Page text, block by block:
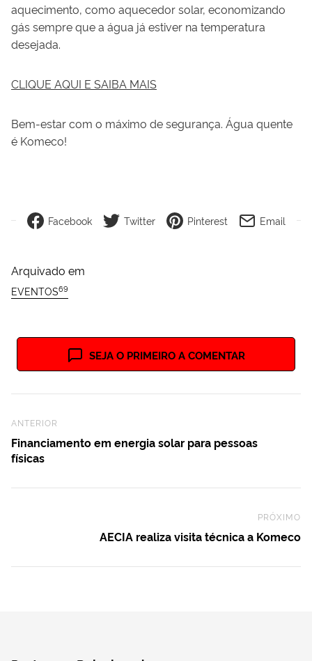
aquecimento, como aquecedor solar, economizando
gás sempre que a água já estiver na temperatura
desejada.
CLIQUE AQUI E SAIBA MAIS
Bem-estar com o máximo de segurança. Água quente
é Komeco!
Facebook Twitter Pinterest Email
Arquivado em
EVENTOS69
SEJA O PRIMEIRO A COMENTAR
Previous Post
ANTERIOR
Financiamento em energia solar para pessoas
físicas
PRÓXIMO
AECIA realiza visita técnica a Komeco